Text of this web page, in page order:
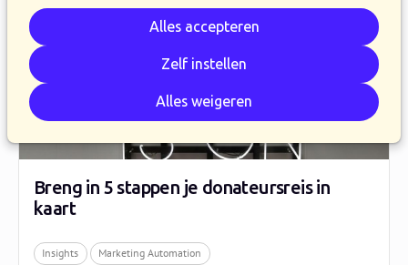
Alles accepteren
Zelf instellen
Alles weigeren
Breng in 5 stappen je donateursreis in
kaart
Insights Marketing Automation